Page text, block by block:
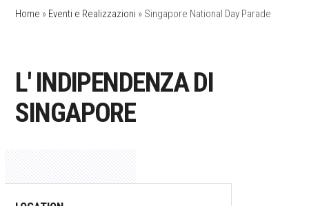
Home » Eventi e Realizzazioni » Singapore National Day Parade
L' INDIPENDENZA DI
SINGAPORE